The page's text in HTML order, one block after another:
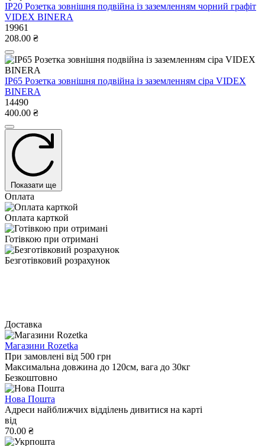
IP20 Розетка зовнішня подвійна із заземленням чорний графіт
VIDEX BINERA
19961
208.00 ₴
IP65 Розетка зовнішня подвійна із заземленням сіра VIDEX
BINERA
14490
400.00 ₴
Показати ще
Оплата
Оплата карткой
Готівкою при отримані
Безготівковий розрахунок
Доставка
Магазини Rozetka
При замовлені від 500 грн
Максимальна довжина до 120см, вага до 30кг
Безкоштовно
Нова Пошта
Адреси найближчих відділень дивитися на карті
від
70.00 ₴